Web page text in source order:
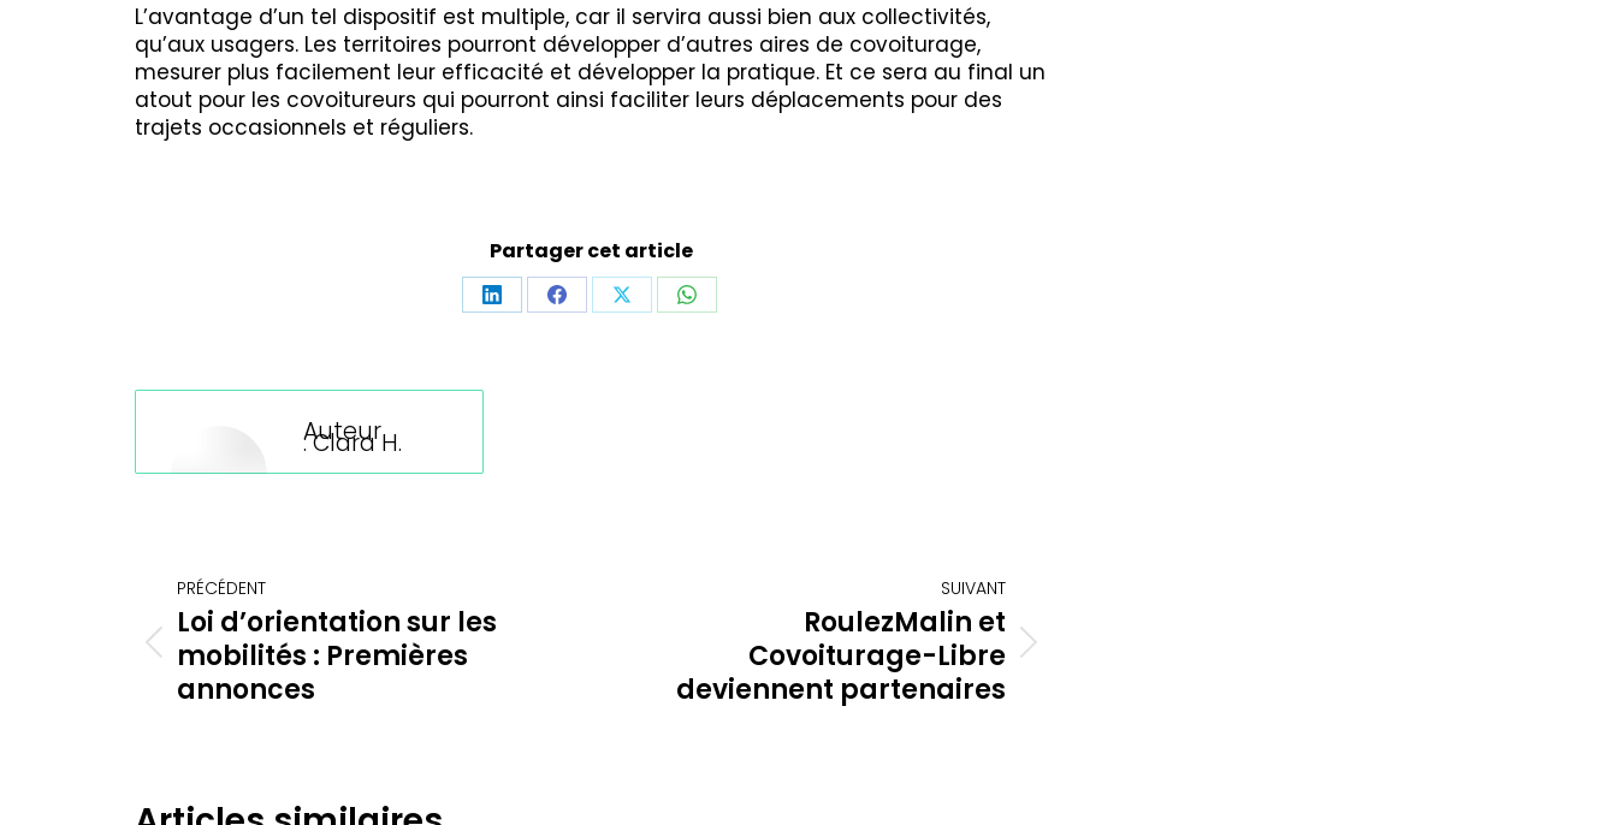
L’avantage d’un tel dispositif est multiple, car il servira aussi bien aux collectivités,
qu’aux usagers. Les territoires pourront développer d’autres aires de covoiturage,
mesurer plus facilement leur efficacité et développer la pratique. Et ce sera au final un
atout pour les covoitureurs qui pourront ainsi faciliter leurs déplacements pour des
trajets occasionnels et réguliers.
Partager cet article
PartagerPartagerPartagerPartager
Auteur
:Clara H.
Navigation
article
PRÉCÉDENT
Article
précédent
Loi d’orientation sur les
mobilités : Premières
annonces
SUIVANT
suivant
RoulezMalin et
Covoiturage-Libre
deviennent partenaires